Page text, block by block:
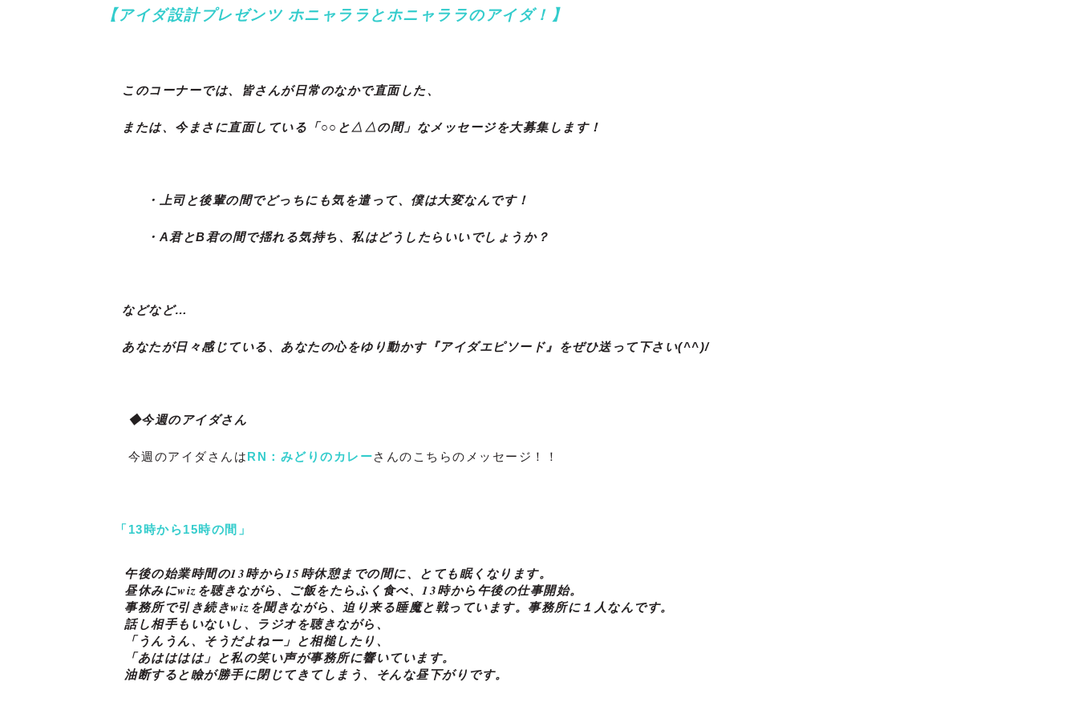
【アイダ設計プレゼンツ ホニャララとホニャララのアイダ！】
このコーナーでは、皆さんが日常のなかで直面した、
または、今まさに直面している「○○と△△の間」なメッセージを大募集します！
・上司と後輩の間でどっちにも気を遣って、僕は大変なんです！
・A君とB君の間で揺れる気持ち、私はどうしたらいいでしょうか？
などなど…
あなたが日々感じている、あなたの心をゆり動かす『アイダエピソード』をぜひ送って下さい(^^)/
◆今週のアイダさん
今週のアイダさんはRN：みどりのカレーさんのこちらのメッセージ！！
「13時から15時の間」
午後の始業時間の13時から15時休憩までの間に、とても眠くなります。
昼休みにwizを聴きながら、ご飯をたらふく食べ、13時から午後の仕事開始。
事務所で引き続きwizを聞きながら、迫り来る睡魔と戦っています。事務所に１人なんです。
話し相手もいないし、ラジオを聴きながら、
「うんうん、そうだよねー」と相槌したり、
「あはははは」と私の笑い声が事務所に響いています。
油断すると瞼が勝手に閉じてきてしまう、そんな昼下がりです。